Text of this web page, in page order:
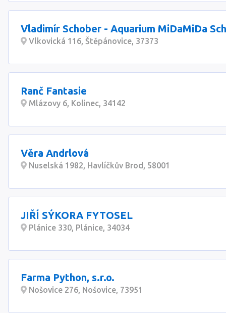
Vladimír Schober - Aquarium MiDaMiDa
Vlkovická 116, Štěpánovice, 37373
Ranč Fantasie
Mlázovy 6, Kolinec, 34142
Věra Andrlová
Nuselská 1982, Havlíčkův Brod, 58001
JIŘÍ SÝKORA FYTOSEL
Plánice 330, Plánice, 34034
Farma Python, s.r.o.
Nošovice 276, Nošovice, 73951